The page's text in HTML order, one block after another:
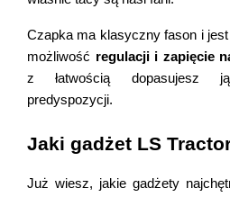
Czapka ma klasyczny fason i
możliwość regulacji i zapięcie
z łatwością dopasujesz
predyspozycji.
Jaki gadżet LS
Już wiesz, jakie gadżety